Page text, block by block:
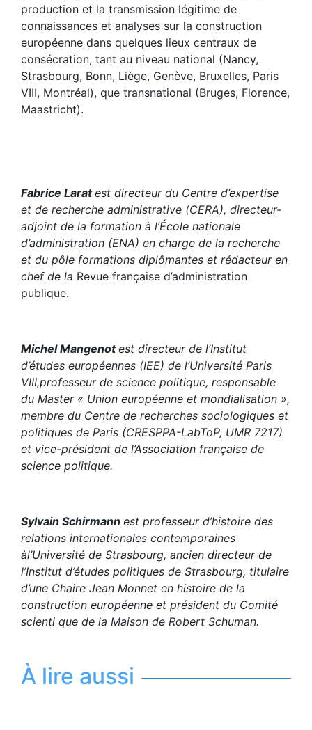
production et la transmission légitime de
connaissances et analyses sur la construction
européenne dans quelques lieux centraux de
consécration, tant au niveau national (Nancy,
Strasbourg, Bonn, Liège, Genève, Bruxelles, Paris
VIII, Montréal), que transnational (Bruges, Florence,
Maastricht).
Fabrice Laratest directeur du Centre d’expertise
et de recherche administrative (CERA), directeur-
adjoint de la formation à l’École nationale
d’administration (ENA) en charge de la recherche
et du pôle formations diplômantes et rédacteur en
chef de la Revue française d’administration
publique.
Michel Mangenotest directeur de l’Institut
d’études européennes (IEE) de l’Université Paris
VIII,professeur de science politique, responsable
du Master « Union européenne et mondialisation »,
membre du Centre de recherches sociologiques et
politiques de Paris (CRESPPA-LabToP, UMR 7217)
et vice-président de l’Association française de
science politique.
Sylvain Schirmann est professeur d’histoire des
relations internationales contemporaines
àl’Université de Strasbourg, ancien directeur de
l’Institut d’études politiques de Strasbourg, titulaire
d’une Chaire Jean Monnet en histoire de la
construction européenne et président du Comité
scienti que de la Maison de Robert Schuman.
À lire aussi